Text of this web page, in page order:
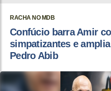
RACHA NO MDB
Confúcio barra Amir
simpatizantes e
Pedro Abib